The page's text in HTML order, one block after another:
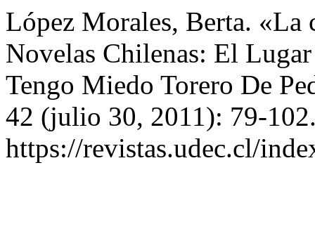
López Morales, Berta. «La
Novelas Chilenas: El
Tengo Miedo Torero De
42 (julio 30, 2011): 79-
https://revistas.udec.cl/